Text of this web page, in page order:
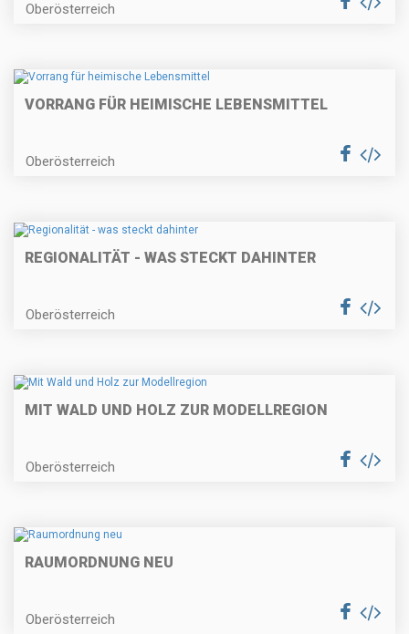
Oberösterreich
VORRANG FÜR HEIMISCHE LEBENSMITTEL
Oberösterreich
REGIONALITÄT - WAS STECKT DAHINTER
Oberösterreich
MIT WALD UND HOLZ ZUR MODELLREGION
Oberösterreich
RAUMORDNUNG NEU
Oberösterreich